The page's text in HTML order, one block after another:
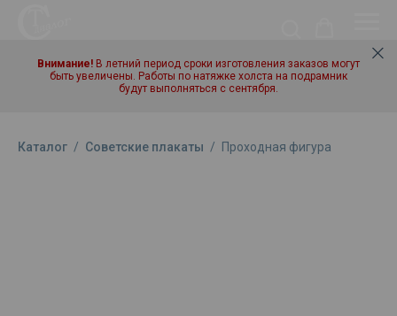
Внимание! В летний период сроки изготовления заказов могут
быть увеличены. Работы по натяжке холста на подрамник
будут выполняться с сентября.
Каталог / Советские плакаты / Проходная фигура